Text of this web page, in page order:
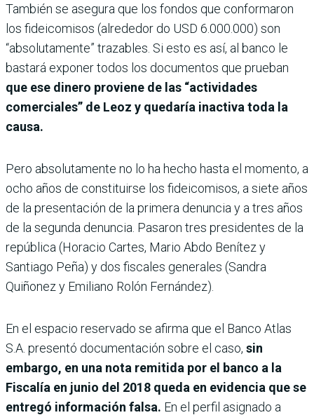
También se asegura que los fondos que conformaron
los fideicomisos (alrededor do USD 6.000.000) son
“absolutamente” trazables. Si esto es así, al banco le
bastará exponer todos los documentos que prueban
que ese dinero proviene de las “actividades
comerciales” de Leoz y quedaría inactiva toda la
causa.
Pero absolutamente no lo ha hecho hasta el momento, a
ocho años de constituirse los fideicomisos, a siete años
de la presentación de la primera denuncia y a tres años
de la segunda denuncia. Pasaron tres presidentes de la
república (Horacio Cartes, Mario Abdo Benítez y
Santiago Peña) y dos fiscales generales (Sandra
Quiñonez y Emiliano Rolón Fernández).
En el espacio reservado se afirma que el Banco Atlas
S.A. presentó documentación sobre el caso, sin
embargo, en una nota remitida por el banco a la
Fiscalía en junio del 2018 queda en evidencia que se
entregó información falsa. En el perfil asignado a